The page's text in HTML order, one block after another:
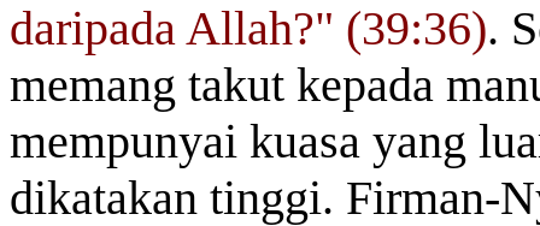
daripada Allah?" (39:36).
memang takut kepada
mempunyai kuasa yang
dikatakan tinggi. Firman-